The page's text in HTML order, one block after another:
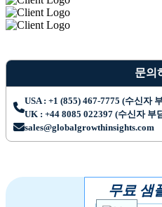
문의
USA : +1 (855) 467-7775 (수신자
UK : +44 8085 022397 (수신자 부
sales@globalgrowthinsights.com
무료 샘